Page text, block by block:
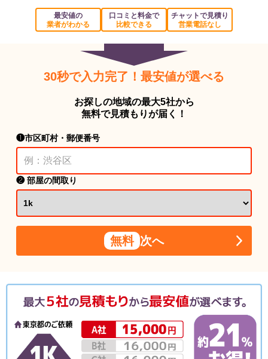
最安値の
業者がわかる
口コミと料金で
比較できる
チャットで見積り
営業電話なし
30秒で入力完了！最安値が選べる
お探しの地域の最大5社から
無料で見積もりが届く！
❶市区町村・郵便番号
❷ 部屋の間取り
無料 次へ